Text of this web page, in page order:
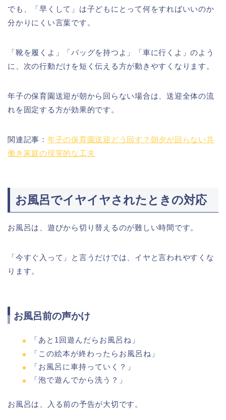
でも、「早くして」は子どもにとって何をすればいいのか
分かりにくい言葉です。
「靴を履くよ」「バッグを持つよ」「車に行くよ」のよう
に、次の行動だけを短く伝える方が動きやすくなります。
年子の保育園送迎が朝から回らない場合は、送迎全体の流
れを固定する方が効果的です。
関連記事： 年子の保育園送迎どう回す？朝夕が回らない共
働き家庭の現実的な工夫
お風呂でイヤイヤされたときの対応
お風呂は、遊びから切り替えるのが難しい時間です。
「今すぐ入って」と言うだけでは、イヤと言われやすくな
ります。
お風呂前の声かけ
「あと1回遊んだらお風呂ね」
「この絵本が終わったらお風呂ね」
「お風呂に車持っていく？」
「泡で遊んでから洗う？」
お風呂は、入る前の予告が大切です。